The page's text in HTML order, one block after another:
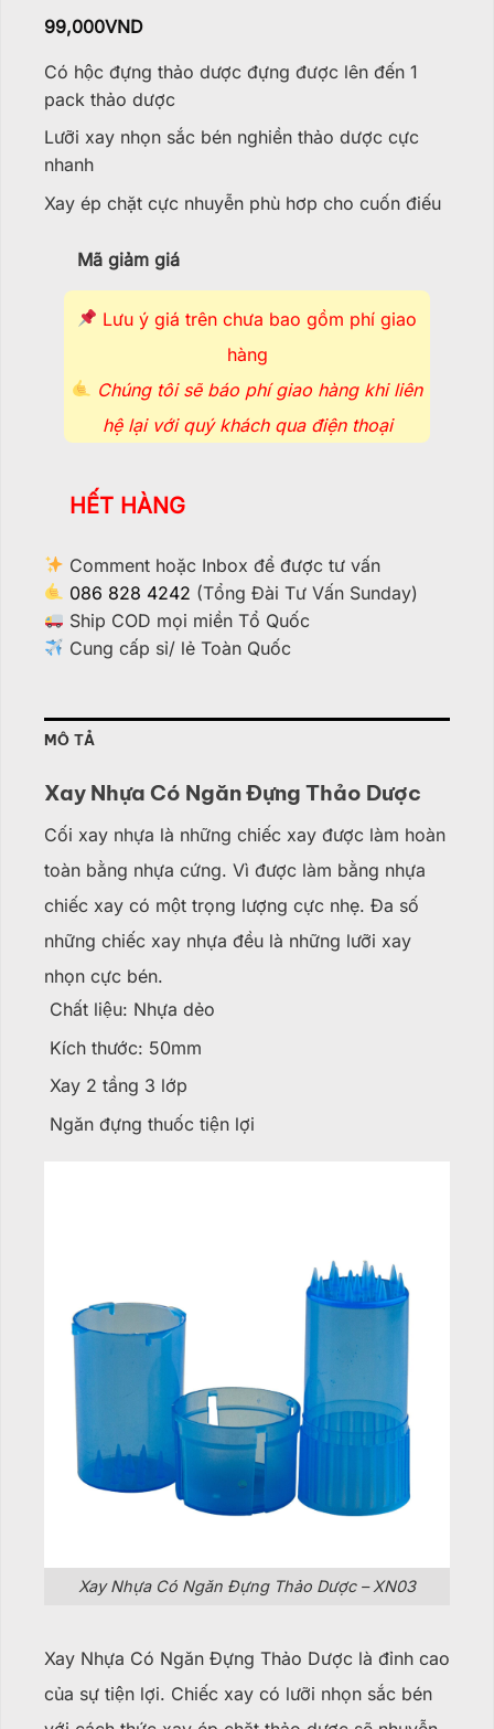
99,000VND
Có hộc đựng thảo dược đựng được lên đến 1
pack thảo dược
Lưỡi xay nhọn sắc bén nghiền thảo dược cực
nhanh
Xay ép chặt cực nhuyễn phù hơp cho cuốn điếu
Mã giảm giá
Lưu ý giá trên chưa bao gồm phí giao
hàng
Chúng tôi sẽ báo phí giao hàng khi liên
hệ lại với quý khách qua điện thoại
HẾT HÀNG
Comment hoặc Inbox để được tư vấn
086 828 4242 (Tổng Đài Tư Vấn Sunday)
Ship COD mọi miền Tổ Quốc
Cung cấp sỉ/ lẻ Toàn Quốc
MÔ TẢ
Xay Nhựa Có Ngăn Đựng Thảo Dược
Cối xay nhựa là những chiếc xay được làm hoàn
toàn bằng nhựa cứng. Vì được làm bằng nhựa
chiếc xay có một trọng lượng cực nhẹ. Đa số
những chiếc xay nhựa đều là những lưỡi xay
nhọn cực bén.
Chất liệu: Nhựa dẻo
Kích thước: 50mm
Xay 2 tầng 3 lớp
Ngăn đựng thuốc tiện lợi
Xay Nhựa Có Ngăn Đựng Thảo Dược – XN03
Xay Nhựa Có Ngăn Đựng Thảo Dược là đỉnh cao
của sự tiện lợi. Chiếc xay có lưỡi nhọn sắc bén